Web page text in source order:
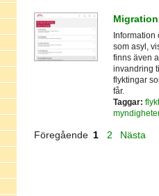
Information
som asyl,
finns även
invandring
flyktingar
får.
Taggar:
Föregående 1 2 Nästa